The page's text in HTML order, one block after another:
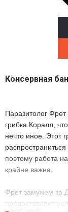
Консервная
Паразитолог
грибка Коралл,
нечто иное. Этот
поэтому работа
крайне важна.
Фрет замужем за
предоставляет